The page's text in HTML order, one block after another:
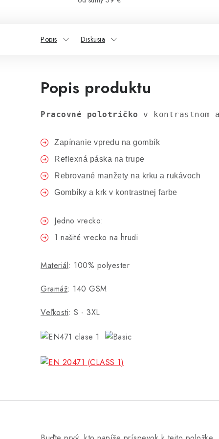
Popis Diskusia
Popis produktu
Pracovné polotričko v kontrastnom
Zapínanie vpredu na gombík
Reflexná páska na trupe
Rebrované manžety na krku a rukávoch
Gombíky a krk v kontrastnej farbe
Jedno vrecko:
1 našité vrecko na hrudi
Materiál: 100% polyester
Gramáž: 140 GSM
Veľkosti: S - 3XL